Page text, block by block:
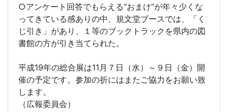
○アンケート回答でもらえる“おまけ”が年々少くな
ってきている感ありの中、規文堂ブースでは、「く
じ引き」があり、１等のブックトラックを県内の図
書館の方が引き当てられた。
平成19年の総合展は11月７日（水）～９日（金）開
催の予定です。参加の折にはまたご協力をお願い致
します。
（広報委員会）